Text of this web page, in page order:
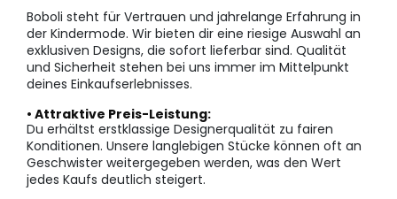
Boboli steht für Vertrauen und jahrelange Erfahrung in
der Kindermode. Wir bieten dir eine riesige Auswahl an
exklusiven Designs, die sofort lieferbar sind. Qualität
und Sicherheit stehen bei uns immer im Mittelpunkt
deines Einkaufserlebnisses.
• Attraktive Preis-Leistung:
Du erhältst erstklassige Designerqualität zu fairen
Konditionen. Unsere langlebigen Stücke können oft an
Geschwister weitergegeben werden, was den Wert
jedes Kaufs deutlich steigert.